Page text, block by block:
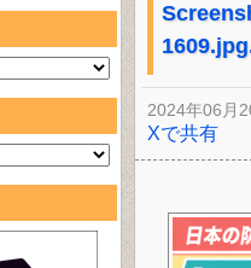
2024年06月
Xで共有